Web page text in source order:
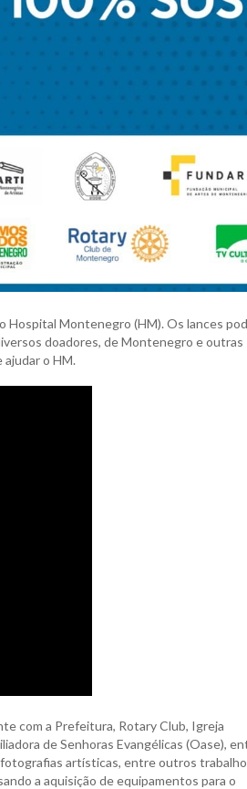
Hospital Montenegro (HM). Os lances
doadores, de Montenegro e outras
ajudar o HM.
com a Prefeitura, Rotary Club, Igreja
de Senhoras Evangélicas (Oase),
artísticas, entre outros
a aquisição de equipamentos para o